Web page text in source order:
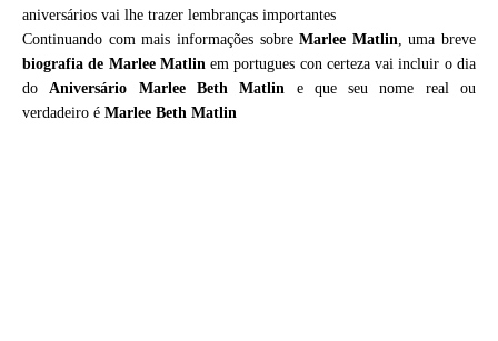
aniversários vai lhe trazer lembranças importantes
Continuando com mais informações sobreMarlee Matlin, uma breve
biografia de Marlee Matlinem portugues con certeza vai incluir o dia
doAniversário Marlee Beth Matlin e que seu nome real ou
verdadeiro é Marlee Beth Matlin